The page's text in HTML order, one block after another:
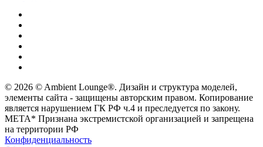
© 2026 © Ambient Lounge®. Дизайн и структура моделей,
элементы сайта - защищены авторским правом. Копирование
является нарушением ГК РФ ч.4 и преследуется по закону.
МЕТА* Признана экстремистской организацией и запрещена
на территории РФ
Конфиденциальность